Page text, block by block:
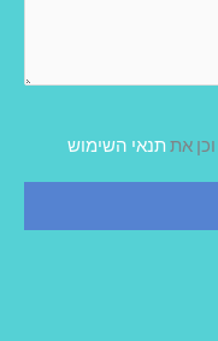
וכן אתתנאי השימוש